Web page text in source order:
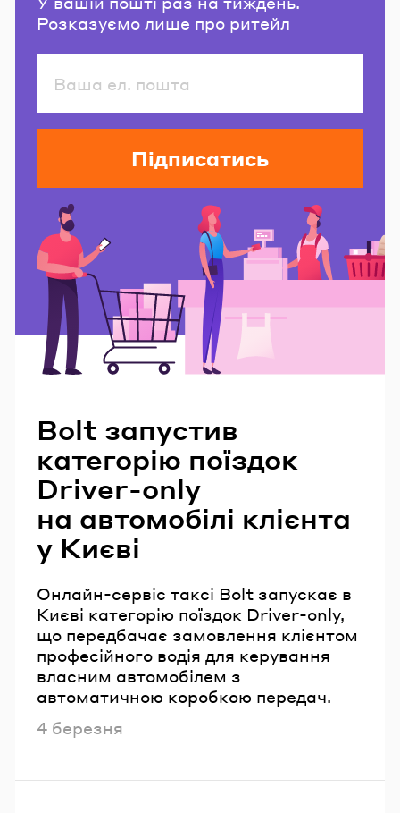
Розказуємо лише про ритейл
Підписатись
Bolt запустив
категорію поїздок
Driver-only
на автомобілі клієнта
у Києві
Онлайн-сервіс таксі Bolt запускає в
Києві категорію поїздок Driver-only,
що передбачає замовлення клієнтом
професійного водія для керування
власним автомобілем з
автоматичною коробкою передач.
Опубліковано
4 березня